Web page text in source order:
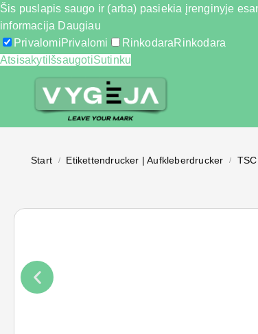
Šis puslapis saugo ir (arba) pasiekia įrenginyje
informacija Daugiau
PrivalomiPrivalomi RinkodaraRinkodara
Atsisakyti IšsaugotiSutinku
Start / Etikettendrucker | Aufkleberdrucker /